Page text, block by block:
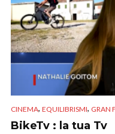
CINEMA, EQUILIBRISMI, GRAN
BikeTv : la tua Tv